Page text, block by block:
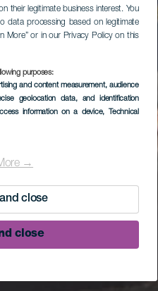
their legitimate business interest. You
data processing based on legitimate
More” or in our Privacy Policy on this
purposes:
and content measurement, audience
geolocation data, and identification
information on a device, Technical
→
close
close